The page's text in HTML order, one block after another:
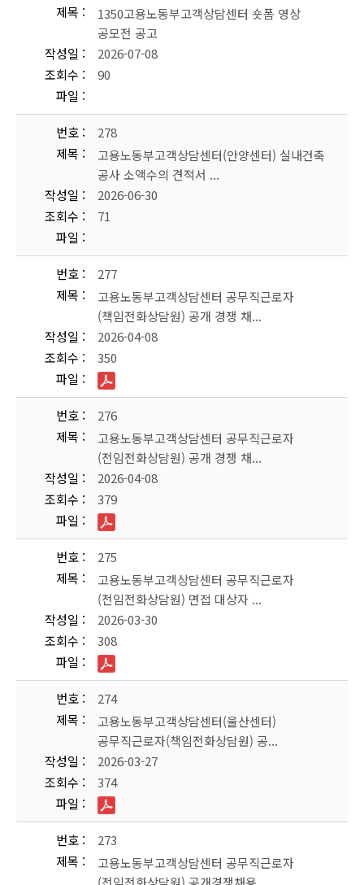
제목
1350고용노동부고객상담센터 숏폼 영상
공모전 공고
작성일
2026-07-08
조회수
90
파일
번호
278
제목
고용노동부고객상담센터(안양센터) 실내건축
공사 소액수의 견적서 ...
작성일
2026-06-30
조회수
71
파일
번호
277
제목
고용노동부고객상담센터 공무직근로자
(책임전화상담원) 공개 경쟁 채...
작성일
2026-04-08
조회수
350
파일
번호
276
제목
고용노동부고객상담센터 공무직근로자
(전임전화상담원) 공개 경쟁 채...
작성일
2026-04-08
조회수
379
파일
번호
275
제목
고용노동부고객상담센터 공무직근로자
(전임전화상담원) 면접 대상자 ...
작성일
2026-03-30
조회수
308
파일
번호
274
제목
고용노동부고객상담센터(울산센터)
공무직근로자(책임전화상담원) 공...
작성일
2026-03-27
조회수
374
파일
번호
273
제목
고용노동부고객상담센터 공무직근로자